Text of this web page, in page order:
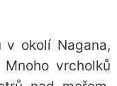
v okolí Nagana,
vrcholků